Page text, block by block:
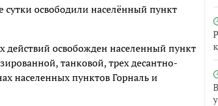
освободили населённый пункт
действий освобожден населенный пункт
танковой, трех десантно-
населенных пунктов Горналь и